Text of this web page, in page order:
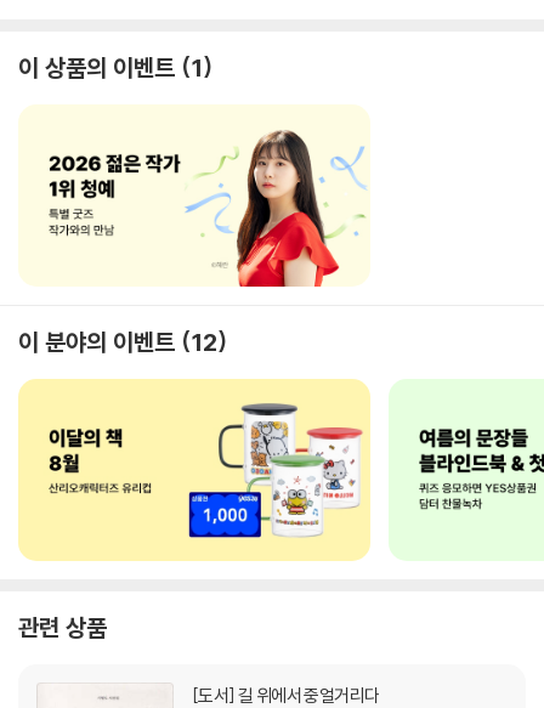
이 상품의 이벤트 1
이 분야의 이벤트 12
관련 상품
[도서] 길 위에서 중얼거리다